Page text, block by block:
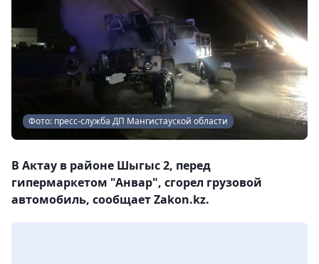
Фото: пресс-служба ДП Мангистауской области
В Актау в районе Шыгыс 2, перед
гипермаркетом "Анвар", сгорел грузовой
автомобиль, сообщает Zakon.kz.